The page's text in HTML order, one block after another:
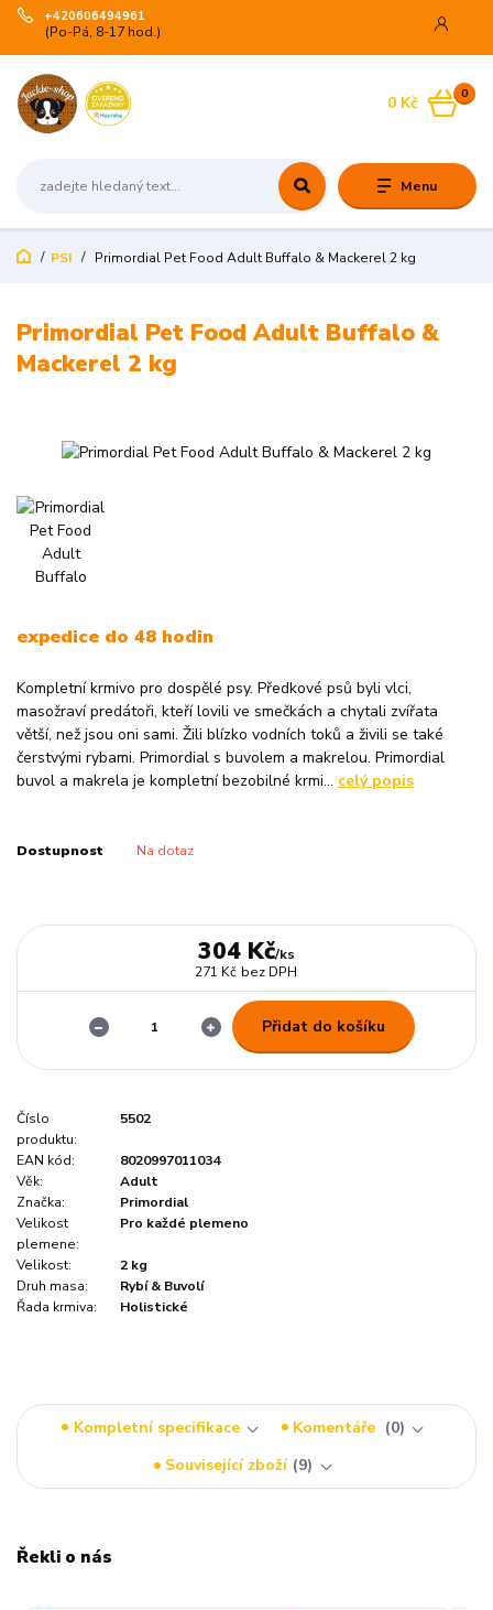
Menu
+420606494961
(Po-Pá, 8-17 hod.)
0
0 Kč
PSI Primordial Pet Food Adult Buffalo & Mackerel 2 kg
Primordial Pet Food Adult Buffalo &
Mackerel 2 kg
expedice do 48 hodin
Kompletní krmivo pro dospělé psy. Předkové psů byli vlci,
masožraví predátoři, kteří lovili ve smečkách a chytali zvířata
větší, než jsou oni sami. Žili blízko vodních toků a živili se také
čerstvými rybami. Primordial s buvolem a makrelou. Primordial
buvol a makrela je kompletní bezobilné krmi... celý popis
Dostupnost Na dotaz
304 Kč/ks
271 Kč bez DPH
Přidat do košíku
Číslo
produktu:
5502
EAN kód:
8020997011034
Věk:
Adult
Značka:
Primordial
Velikost
plemene:
Pro každé plemeno
Velikost:
2 kg
Druh masa:
Rybí & Buvolí
Řada krmiva:
Holistické
Kompletní specifikace Komentáře
0
Související zboží 9
Řekli o nás